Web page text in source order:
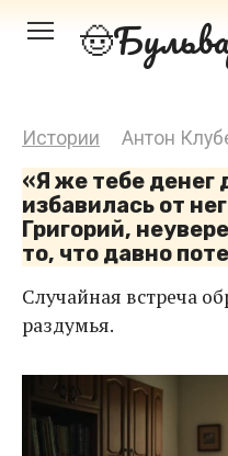
Перейти
Истории Антон
«Я же тебе денег
избавилась от
Григорий,
то, что давно
Случайная встреча
раздумья.